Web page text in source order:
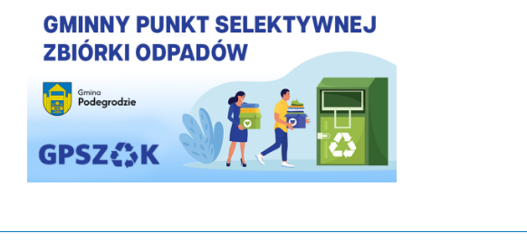
PLACÓWKA WSPARCIA DZIENNEGO DLA DZIECI I MŁODZIEŻY